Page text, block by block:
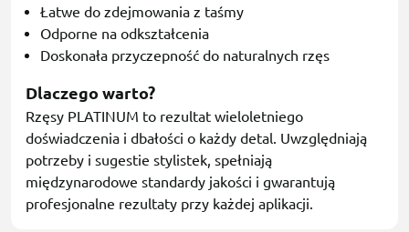
Łatwe do zdejmowania z taśmy
Odporne na odkształcenia
Doskonała przyczepność do naturalnych rzęs
Dlaczego warto?
Rzęsy PLATINUM to rezultat wieloletniego
doświadczenia i dbałości o każdy detal. Uwzględniają
potrzeby i sugestie stylistek, spełniają
międzynarodowe standardy jakości i gwarantują
profesjonalne rezultaty przy każdej aplikacji.